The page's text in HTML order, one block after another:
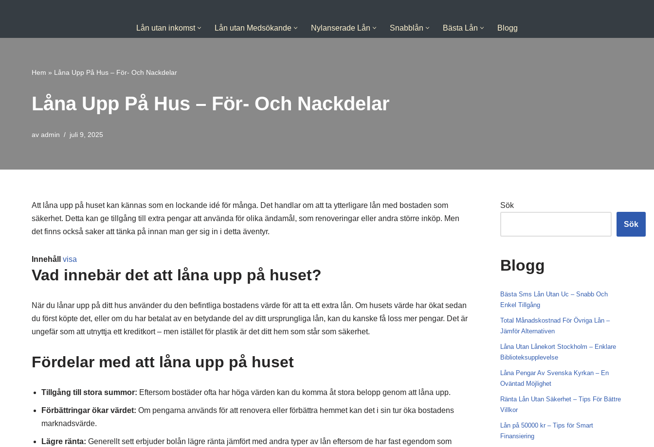
till
Lån utan inkomst Lån utan Medsökande Nylanserade Lån Snabblån Bästa Lån Blogg
Hem » Låna Upp På Hus – För- Och Nackdelar
Låna Upp På Hus – För- Och Nackdelar
av admin juli 9, 2025
Att låna upp på huset kan kännas som en lockande idé för många. Det handlar om att ta ytterligare lån med bostaden som
säkerhet. Detta kan ge tillgång till extra pengar att använda för olika ändamål, som renoveringar eller andra större inköp. Men
det finns också saker att tänka på innan man ger sig in i detta äventyr.
Innehåll visa
Vad innebär det att låna upp på huset?
När du lånar upp på ditt hus använder du den befintliga bostadens värde för att ta ett extra lån. Om husets värde har ökat sedan
du först köpte det, eller om du har betalat av en betydande del av ditt ursprungliga lån, kan du kanske få loss mer pengar. Det är
ungefär som att utnyttja ett kreditkort – men istället för plastik är det ditt hem som står som säkerhet.
Fördelar med att låna upp på huset
Tillgång till stora summor: Eftersom bostäder ofta har höga värden kan du komma åt stora belopp genom att låna upp.
Förbättringar ökar värdet: Om pengarna används för att renovera eller förbättra hemmet kan det i sin tur öka bostadens
marknadsvärde.
Lägre ränta: Generellt sett erbjuder bolån lägre ränta jämfört med andra typer av lån eftersom de har fast egendom som
Sök
Sök
Blogg
Bästa Sms Lån Utan Uc – Snabb Och
Enkel Tillgång
Total Månadskostnad För Övriga Lån –
Jämför Alternativen
Låna Utan Lånekort Stockholm – Enklare
Biblioteksupplevelse
Låna Pengar Av Svenska Kyrkan – En
Oväntad Möjlighet
Ränta Lån Utan Säkerhet – Tips För Bättre
Villkor
Lån på 50000 kr – Tips för Smart
Finansiering